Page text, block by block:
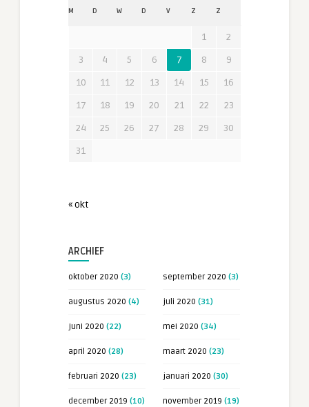
M D W D V Z Z
1
2
3
4 5 6 7 8
9
10
11 12 13 14 15
16
17
18 19 20 21 22
23
24
25 26 27 28 29
30
31
« okt
ARCHIEF
oktober 2020 (3) september 2020 (3)
augustus 2020 (4) juli 2020 (31)
juni 2020 (22) mei 2020 (34)
april 2020 (28) maart 2020 (23)
februari 2020 (23) januari 2020 (30)
december 2019 (10) november 2019 (19)